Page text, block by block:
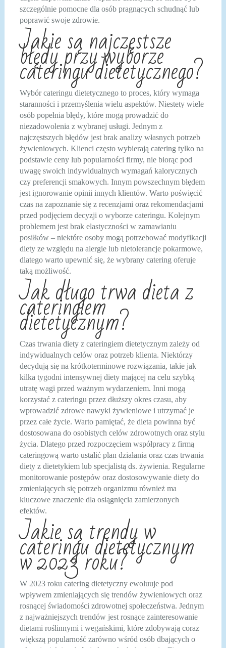
szczególnie pomocne dla osób pragnących schudnąć lub
poprawić swoje zdrowie.
Jakie są najczęstsze
błędy przy wyborze
cateringu dietetycznego?
Wybór cateringu dietetycznego to proces, który wymaga
staranności i przemyślenia wielu aspektów. Niestety wiele
osób popełnia błędy, które mogą prowadzić do
niezadowolenia z wybranej usługi. Jednym z
najczęstszych błędów jest brak analizy własnych potrzeb
żywieniowych. Klienci często wybierają catering tylko na
podstawie ceny lub popularności firmy, nie biorąc pod
uwagę swoich indywidualnych wymagań kalorycznych
czy preferencji smakowych. Innym powszechnym błędem
jest ignorowanie opinii innych klientów. Warto poświęcić
czas na zapoznanie się z recenzjami oraz rekomendacjami
przed podjęciem decyzji o wyborze cateringu. Kolejnym
problemem jest brak elastyczności w zamawianiu
posiłków – niektóre osoby mogą potrzebować modyfikacji
diety ze względu na alergie lub nietolerancje pokarmowe,
dlatego warto upewnić się, że wybrany catering oferuje
taką możliwość.
Jak długo trwa dieta z
cateringiem
dietetycznym?
Czas trwania diety z cateringiem dietetycznym zależy od
indywidualnych celów oraz potrzeb klienta. Niektórzy
decydują się na krótkoterminowe rozwiązania, takie jak
kilka tygodni intensywnej diety mającej na celu szybką
utratę wagi przed ważnym wydarzeniem. Inni mogą
korzystać z cateringu przez dłuższy okres czasu, aby
wprowadzić zdrowe nawyki żywieniowe i utrzymać je
przez całe życie. Warto pamiętać, że dieta powinna być
dostosowana do osobistych celów zdrowotnych oraz stylu
życia. Dlatego przed rozpoczęciem współpracy z firmą
cateringową warto ustalić plan działania oraz czas trwania
diety z dietetykiem lub specjalistą ds. żywienia. Regularne
monitorowanie postępów oraz dostosowywanie diety do
zmieniających się potrzeb organizmu również ma
kluczowe znaczenie dla osiągnięcia zamierzonych
efektów.
Jakie są trendy w
cateringu dietetycznym
w 2023 roku?
W 2023 roku catering dietetyczny ewoluuje pod
wpływem zmieniających się trendów żywieniowych oraz
rosnącej świadomości zdrowotnej społeczeństwa. Jednym
z najważniejszych trendów jest rosnące zainteresowanie
dietami roślinnymi i wegańskimi, które zdobywają coraz
większą popularność zarówno wśród osób dbających o